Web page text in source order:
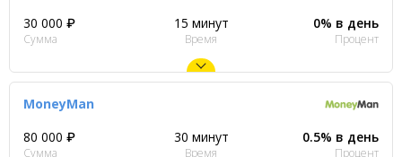
30 000 ₽
Сумма
15 минут
Время
0% в день
Процент
MoneyMan
80 000 ₽
Сумма
30 минут
Время
0.5% в день
Процент